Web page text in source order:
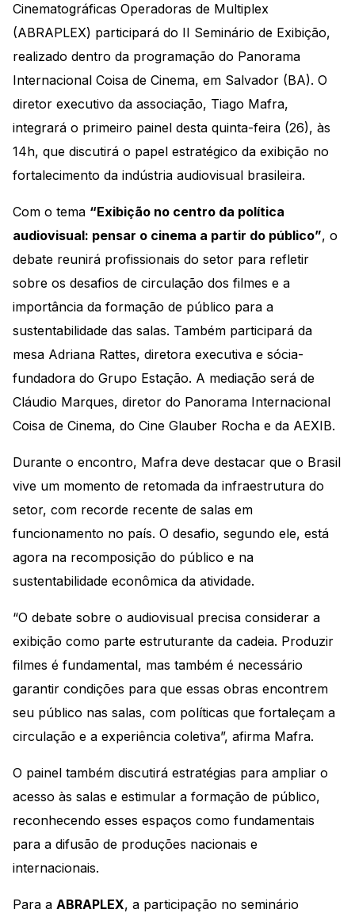
Cinematográficas Operadoras de Multiplex
(ABRAPLEX) participará do II Seminário de Exibição,
realizado dentro da programação do Panorama
Internacional Coisa de Cinema, em Salvador (BA). O
diretor executivo da associação, Tiago Mafra,
integrará o primeiro painel desta quinta-feira (26), às
14h, que discutirá o papel estratégico da exibição no
fortalecimento da indústria audiovisual brasileira.
Com o tema “Exibição no centro da política
audiovisual: pensar o cinema a partir do público”, o
debate reunirá profissionais do setor para refletir
sobre os desafios de circulação dos filmes e a
importância da formação de público para a
sustentabilidade das salas. Também participará da
mesa Adriana Rattes, diretora executiva e sócia-
fundadora do Grupo Estação. A mediação será de
Cláudio Marques, diretor do Panorama Internacional
Coisa de Cinema, do Cine Glauber Rocha e da AEXIB.
Durante o encontro, Mafra deve destacar que o Brasil
vive um momento de retomada da infraestrutura do
setor, com recorde recente de salas em
funcionamento no país. O desafio, segundo ele, está
agora na recomposição do público e na
sustentabilidade econômica da atividade.
“O debate sobre o audiovisual precisa considerar a
exibição como parte estruturante da cadeia. Produzir
filmes é fundamental, mas também é necessário
garantir condições para que essas obras encontrem
seu público nas salas, com políticas que fortaleçam a
circulação e a experiência coletiva”, afirma Mafra.
O painel também discutirá estratégias para ampliar o
acesso às salas e estimular a formação de público,
reconhecendo esses espaços como fundamentais
para a difusão de produções nacionais e
internacionais.
Para a ABRAPLEX, a participação no seminário